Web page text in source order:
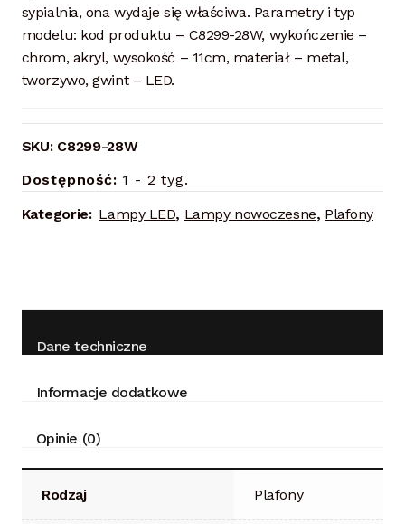
sypialnia, ona wydaje się właściwa. Parametry i typ
modelu: kod produktu – C8299-28W, wykończenie –
chrom, akryl, wysokość – 11cm, materiał – metal,
tworzywo, gwint – LED.
SKU: C8299-28W
Dostępność: 1 - 2 tyg.
Kategorie: Lampy LED, Lampy nowoczesne, Plafony
Dane techniczne
Informacje dodatkowe
Opinie (0)
Rodzaj Plafony